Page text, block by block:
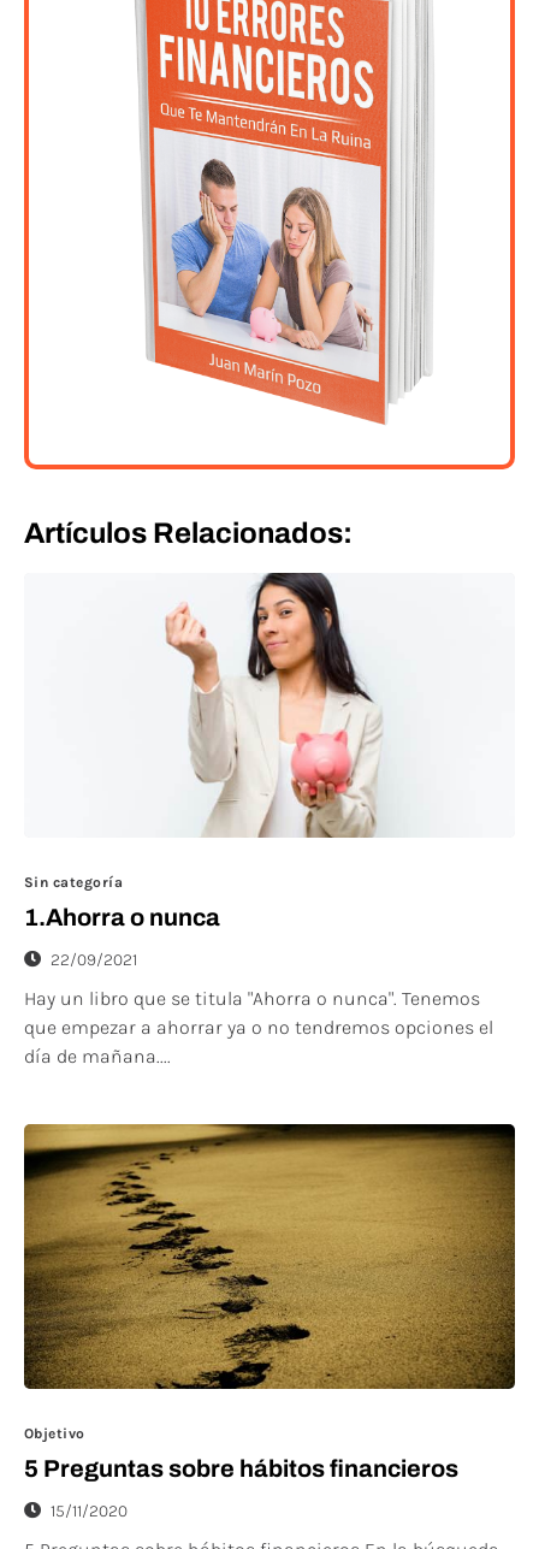
Artículos Relacionados:
Sin categoría
1.Ahorra o nunca
22/09/2021
Hay un libro que se titula "Ahorra o nunca". Tenemos
que empezar a ahorrar ya o no tendremos opciones el
día de mañana....
Objetivo
5 Preguntas sobre hábitos financieros
15/11/2020